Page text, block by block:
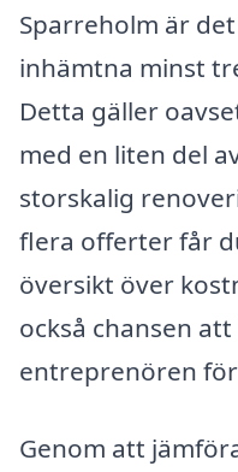
Sparreholm är
inhämtna minst
Detta gäller
med en liten del
storskalig
flera offerter får
översikt över
också chansen
entreprenören
Genom att